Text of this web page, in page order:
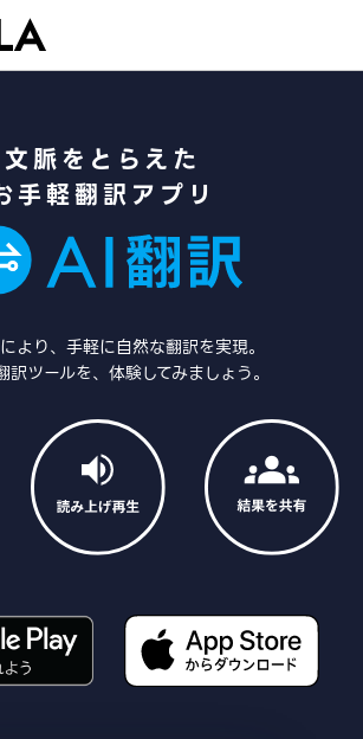
文脈をとらえた
手軽翻訳アプリ
より、手軽に自然な翻訳を実現。
訳ツールを、体験してみましょう。